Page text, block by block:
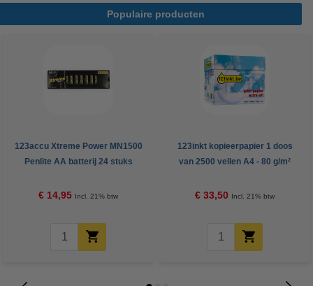
Populaire producten
123accu Xtreme Power MN1500
Penlite AA batterij 24 stuks
€ 14,95 Incl. 21% btw
123inkt kopieerpapier 1 doos
van 2500 vellen A4 - 80 g/m²
€ 33,50 Incl. 21% btw